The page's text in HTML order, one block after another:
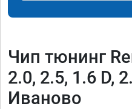
Чип тюнинг
2.0, 2.5, 1.6 D,
Иваново